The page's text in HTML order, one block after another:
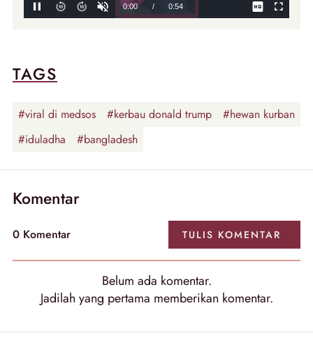
TAGS
#viral di medsos #kerbau donald trump
#hewan kurban
#iduladha
#bangladesh
Komentar
0 Komentar TULIS KOMENTAR
Belum ada komentar.
Jadilah yang pertama memberikan komentar.